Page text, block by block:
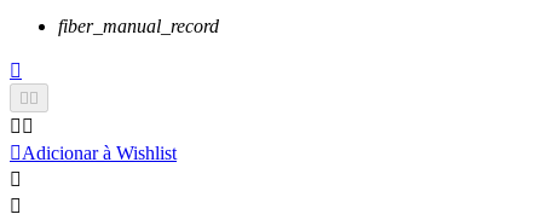
fiber_manual_record


 
Adicionar à Wishlist

